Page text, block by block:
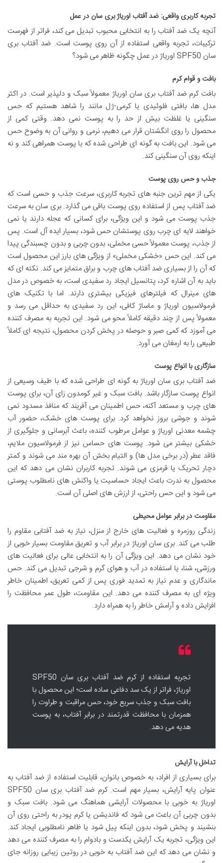
تجربه کاربری واقعی: ضد آفتاب اوریاژ بری سان در عمل
آنچه یک ضد آفتاب را به انتخابی محبوب تبدیل می کند، فراتر از فهرست
ترکیبات، تجربه واقعی استفاده از آن روی پوست است. ضد آفتاب بری
سان SPF50 اوریاژ در عمل چگونه ظاهر می شود؟
بافت و قوام کرم
بافت کرم ضد آفتاب بری سان اوریاژ معمولاً سبک و دلپذیر است. در اکثر
مدل ها، بافتی فلوئیدی یا کرمی-ژل مانند را شاهد هستیم که حس
سنگینی یا غلظت بیش از حد را به پوست نمی دهد. وقتی کمی از
محصول را روی انگشتان قرار می دهیم، نرمی و روانی آن به وضوح حس
می شود. این بافت به گونه ای طراحی شده که با پوست همراهی کند و نه
اینکه روی آن سنگینی کند.
جذب و حس روی پوست
یکی از مهم ترین جنبه های تجربه کاربری، سرعت جذب و حسی است که
ضد آفتاب پس از استفاده روی پوست باقی می گذارد. بری سان به سرعت
جذب پوست می شود و این ویژگی، برای کسانی که عجله دارند یا نمی
خواهند لایه ای چرب روی پوستشان حس شود، بسیار ایده آل است. پس
از جذب، پوست معمولاً حسی مخملی، بدون چربی و بدون چسبندگی پیدا
می کند. این حس «خشکی مخملی» از ویژگی های بارز این محصول است
که آن را از بسیاری ضد آفتاب های چرب و براق متمایز می کند. نکته ای که
باید به آن اشاره کرد، پتانسیل ایجاد رد سفیدی است، به خصوص در مدل
های مینرال که فیلترهای فیزیکی بیشتری دارند. اما با تکنیک های
فرمولاسیون اوریاژ و ماساژ کافی، این رد سفیدی به حداقل می رسد و
معمولاً پس از چند دقیقه کاملاً محو می شود. این تجربه به مصرف کننده
می آموزد که کمی صبر و حوصله در پخش کردن محصول، نتیجه ای کاملاً
طبیعی را به ارمغان می آورد.
سازگاری با انواع پوست
ضد آفتاب بری سان اوریاژ به گونه ای طراحی شده که با طیف وسیعی از
انواع پوست سازگار باشد. بافت سبک و غیر کومدون زای آن، برای پوست
های چرب و مستعد آکنه، حس اطمینان می آفریند که منافذ مسدود نمی
شوند و جوشی بروز نخواهد کرد. برای پوست های خشک، حضور آب
چشمه معدنی اوریاژ و عوامل مرطوب کننده، باعث آبرسانی و جلوگیری از
خشکی بیشتر می شود. پوست های حساس نیز از فرمولاسیون ملایم،
فاقد عطر (در برخی مدل ها) و التیام بخش آن بهره مند می شوند و کمتر
دچار تحریک یا قرمزی می شوند. تجربه کاربران نشان می دهد که این
محصول به ندرت باعث ایجاد حساسیت یا واکنش های نامطلوب پوستی
می شود و این حس راحتی، از ارزش های اصلی آن است.
مقاومت در برابر عوامل محیطی
زندگی روزمره و فعالیت های خارج از منزل، نیاز به ضد آفتابی مقاوم را
طلب می کند. بری سان اوریاژ در برابر آب و تعریق مقاومت بسیار خوبی از
خود نشان می دهد. این ویژگی آن را به انتخابی عالی برای فعالیت های
ورزشی، شنا، یا استفاده در آب و هوای گرم و شرجی تبدیل می کند. حس
ماندگاری و عدم نیاز به تمدید فوری پس از کمی تعریق، اطمینان خاطر
ویژه ای به مصرف کننده می دهد. این مقاومت، طول عمر محافظت را
افزایش داده و آرامش خاطر را به همراه دارد.
تجربه استفاده از کرم ضد آفتاب بری سان SPF50
اوریاژ، فراتر از یک سد دفاعی ساده است؛ این محصول با
بافت سبک و جذب سریع خود، حس مراقبت و طراوت را
همزمان با محافظت قدرتمند در برابر آفتاب، به پوست
هدیه می دهد.
تداخل با آرایش
برای بسیاری از افراد، به خصوص بانوان، قابلیت استفاده از ضد آفتاب به
عنوان پایه آرایش، بسیار مهم است. کرم ضد آفتاب بری سان SPF50
اوریاژ به خوبی با محصولات آرایشی هماهنگ می شود. بافت سبک و
بدون چربی آن باعث می شود که فاندیشن یا کرم پودر به راحتی روی آن
بنشیند و پخش شود، بدون اینکه پیل شود یا ظاهر نامطلوبی ایجاد کند.
این ویژگی، تجربه یک آرایش یکدست و بادوام را به مصرف کننده می دهد
و نشان می دهد که این ضد آفتاب به خوبی در روتین زیبایی روزانه جای